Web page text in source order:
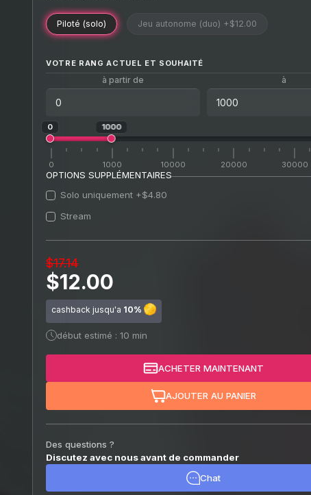
Piloté (solo) Jeu autonome (duo) +$12.00
VOTRE RANG ACTUEL ET SOUHAITÉ
à partir de à
0 1000
0 1000 10000 20000 30000
OPTIONS SUPPLÉMENTAIRES
Solo uniquement +$4.80
Stream
$17.14
$12.00
cashback jusqu'a 10%
début estimé : 10 min
ACHETER MAINTENANT
AJOUTER AU PANIER
Des questions ?
Discutez avec nous avant de commander
Chat